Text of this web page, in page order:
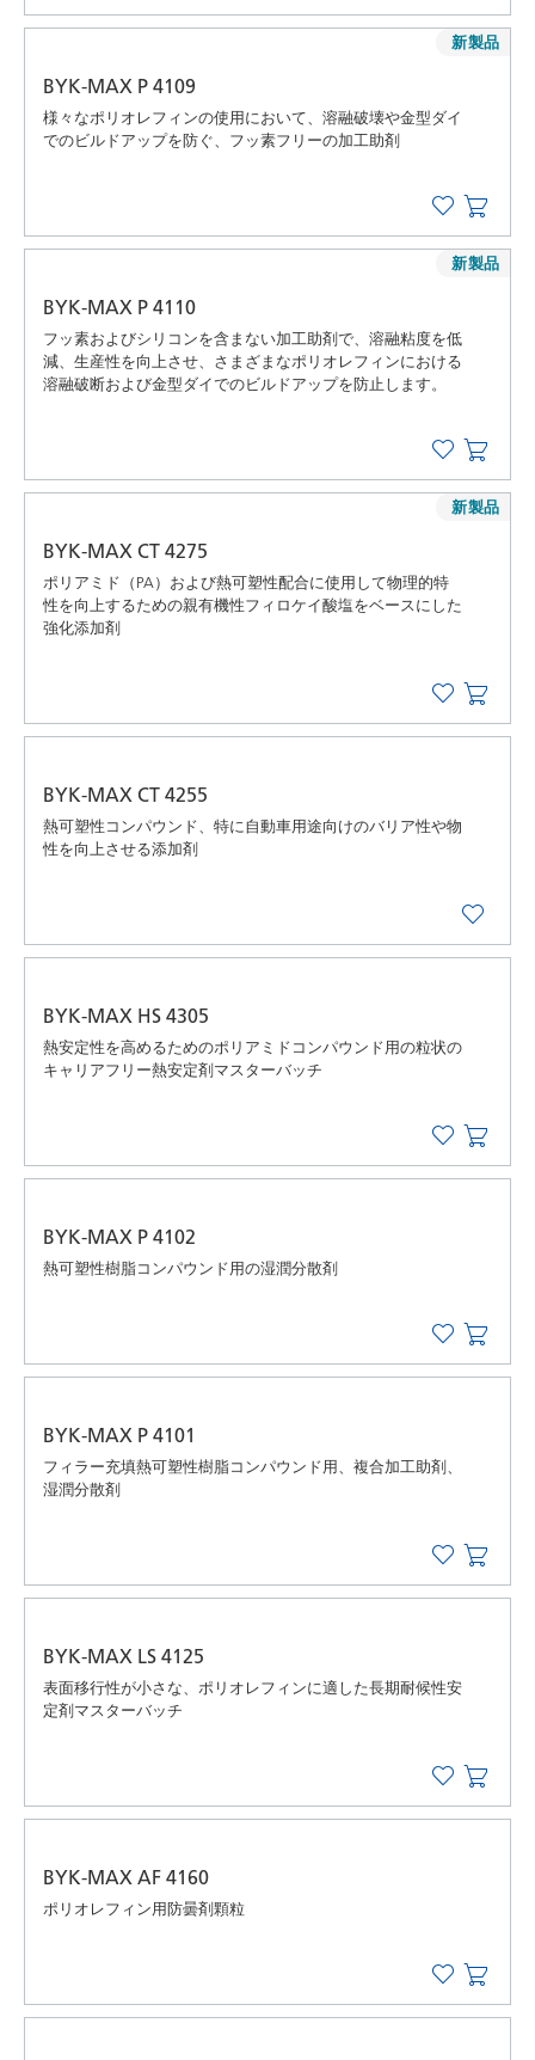
BYK-MAX P 4109
様々なポリオレフィンの使用において、溶融破壊や金型ダイ
でのビルドアップを防ぐ、フッ素フリーの加工助剤
新製品
BYK-MAX P 4110
フッ素およびシリコンを含まない加工助剤で、溶融粘度を低
減、生産性を向上させ、さまざまなポリオレフィンにおける
溶融破断および金型ダイでのビルドアップを防止します。
新製品
BYK-MAX CT 4275
ポリアミド（PA）および熱可塑性配合に使用して物理的特
性を向上するための親有機性フィロケイ酸塩をベースにした
強化添加剤
新製品
BYK-MAX CT 4255
熱可塑性コンパウンド、特に自動車用途向けのバリア性や物
性を向上させる添加剤
BYK-MAX HS 4305
熱安定性を高めるためのポリアミドコンパウンド用の粒状の
キャリアフリー熱安定剤マスターバッチ
BYK-MAX P 4102
熱可塑性樹脂コンパウンド用の湿潤分散剤
BYK-MAX P 4101
フィラー充填熱可塑性樹脂コンパウンド用、複合加工助剤、
湿潤分散剤
BYK-MAX LS 4125
表面移行性が小さな、ポリオレフィンに適した長期耐候性安
定剤マスターバッチ
BYK-MAX AF 4160
ポリオレフィン用防曇剤顆粒